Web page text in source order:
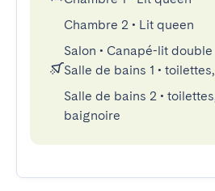
Chambre 2 • Lit queen
Salon • Canapé-lit double
Salle de bains 1 •
Salle de bains 2 •
baignoire